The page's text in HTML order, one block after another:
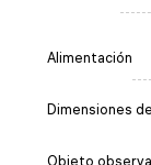
Alimentación
Dimensiones
Objeto